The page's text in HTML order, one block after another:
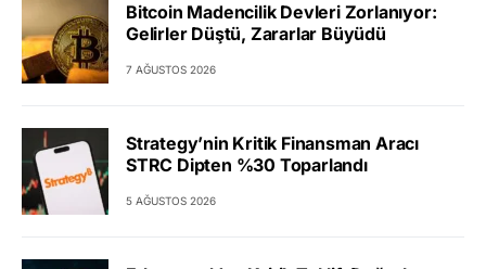
Bitcoin Madencilik Devleri Zorlanıyor:
Gelirler Düştü, Zararlar Büyüdü
7 AĞUSTOS 2026
Strategy’nin Kritik Finansman Aracı
STRC Dipten %30 Toparlandı
5 AĞUSTOS 2026